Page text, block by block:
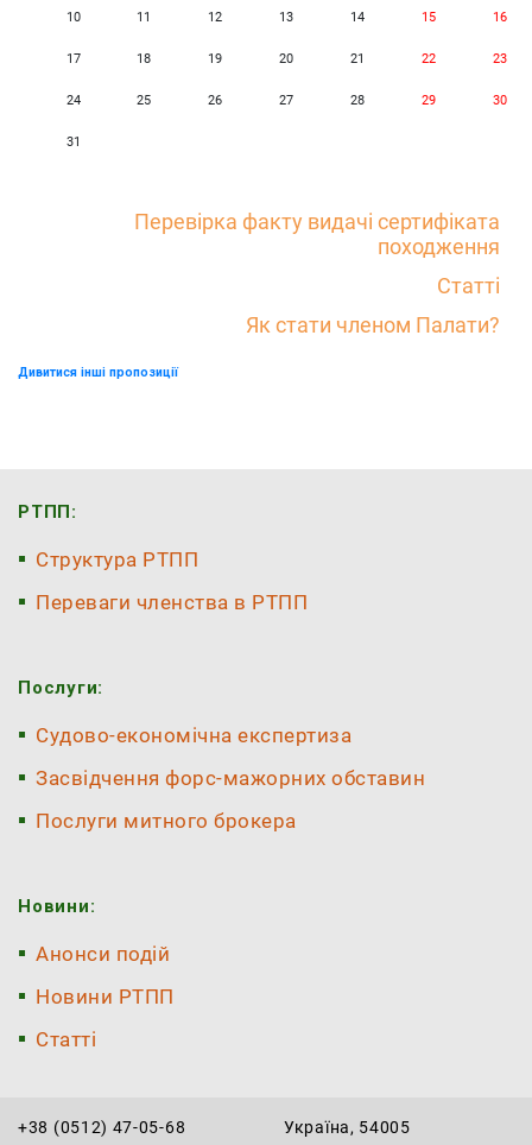
10 11 12 13 14 15 16
17 18 19 20 21 22 23
24 25 26 27 28 29 30
31
Перевірка факту видачі сертифіката
походження
Статті
Як стати членом Палати?
Дивитися інші пропозиції
РТПП:
Структура РТПП
Переваги членства в РТПП
Послуги:
Судово-економічна експертиза
Засвідчення форс-мажорних обставин
Послуги митного брокера
Новини:
Анонси подій
Новини РТПП
Статті
+38 (0512) 47-05-68
Україна, 54005